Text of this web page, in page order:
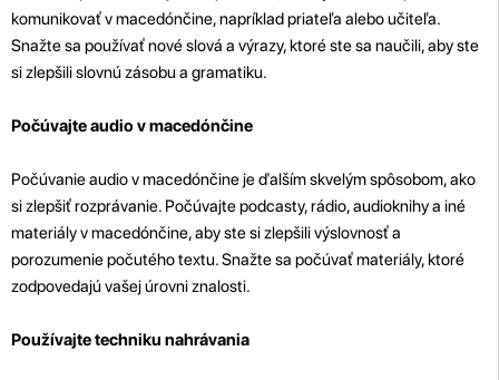
komunikovať v macedónčine, napríklad priateľa alebo učiteľa.
Snažte sa používať nové slová a výrazy, ktoré ste sa naučili, aby ste
si zlepšili slovnú zásobu a gramatiku.
Počúvajte audio v macedónčine
Počúvanie audio v macedónčine je ďalším skvelým spôsobom, ako
si zlepšiť rozprávanie. Počúvajte podcasty, rádio, audioknihy a iné
materiály v macedónčine, aby ste si zlepšili výslovnosť a
porozumenie počutého textu. Snažte sa počúvať materiály, ktoré
zodpovedajú vašej úrovni znalosti.
Používajte techniku nahrávania